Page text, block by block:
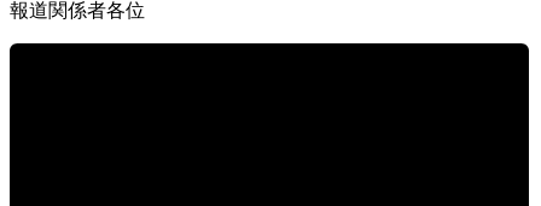
報道関係者各位